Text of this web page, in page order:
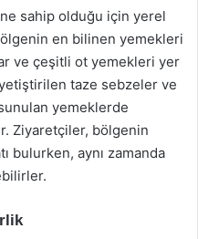
sahip olduğu için yerel
en bilinen yemekleri
ve çeşitli ot yemekleri yer
yetiştirilen taze sebzeler ve
yemeklerde
Ziyaretçiler, bölgenin
bulurken, aynı zamanda